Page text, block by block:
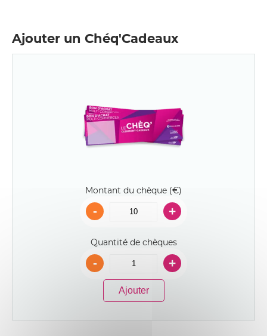
Ajouter un Chéq'Cadeaux
Montant du chèque (€)
- +
Quantité de chèques
- +
Ajouter